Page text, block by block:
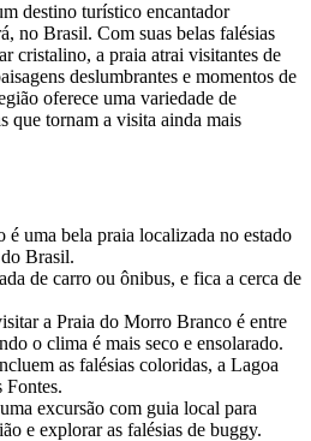
destino turístico encantador
no Brasil. Com suas belas falésias
cristalino, a praia atrai visitantes de
deslumbrantes e momentos de
oferece uma variedade de
que tornam a visita ainda mais
uma bela praia localizada no estado
Brasil.
de carro ou ônibus, e fica a cerca de
a Praia do Morro Branco é entre
o clima é mais seco e ensolarado.
as falésias coloridas, a Lagoa
Fontes.
excursão com guia local para
e explorar as falésias de buggy.